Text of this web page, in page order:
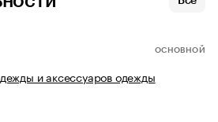
ОСНОВНОЙ
и аксессуаров одежды